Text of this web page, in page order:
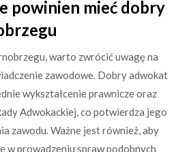
powinien mieć dobry
warto zwrócić uwagę na
zawodowe. Dobry adwokat
wykształcenie prawnicze oraz
Adwokackiej, co potwierdza jego
zawodu. Ważne jest również, aby
w prowadzeniu spraw podobnych